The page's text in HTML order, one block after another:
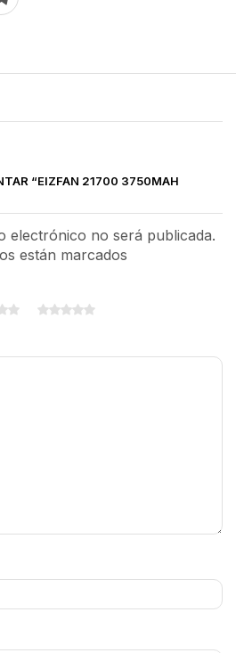
“EIZFAN 21700 3750MAH
electrónico no será publicada.
están marcados